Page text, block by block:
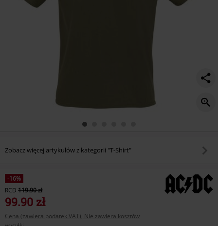
Zobacz więcej artykułów z kategorii "T-Shirt"
-16%
RCD 119.90 zł
99.90 zł
Cena (zawiera podatek VAT), Nie zawiera kosztów